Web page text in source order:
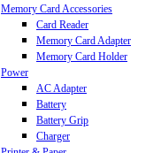
Memory Card Accessories
Card Reader
Memory Card Adapter
Memory Card Holder
Power
AC Adapter
Battery
Battery Grip
Charger